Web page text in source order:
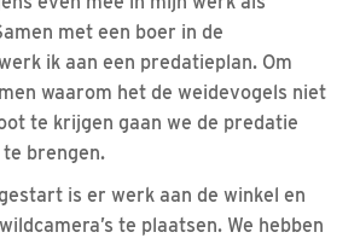
met een boer in de
ik aan een predatieplan. Om
waarom het de weidevogels niet
te krijgen gaan we de predatie
brengen.
is er werk aan de winkel en
te plaatsen. We hebben